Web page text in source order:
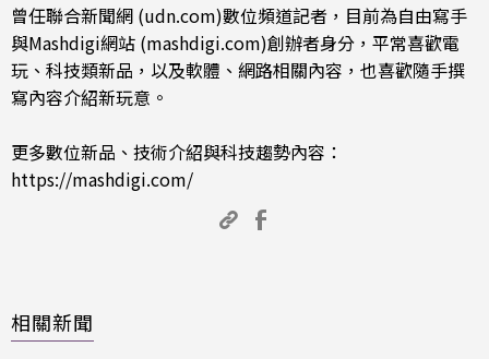
曾任聯合新聞網 (udn.com)數位頻道記者，目前為自由寫手
與Mashdigi網站 (mashdigi.com)創辦者身分，平常喜歡電
玩、科技類新品，以及軟體、網路相關內容，也喜歡隨手撰
寫內容介紹新玩意。
更多數位新品、技術介紹與科技趨勢內容：
https://mashdigi.com/
相關新聞